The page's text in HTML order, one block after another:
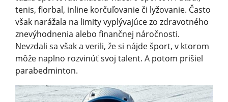
tenis, florbal, inline korčuľovanie či lyžovanie. Často
však narážala na limity vyplývajúce zo zdravotného
znevýhodnenia alebo finančnej náročnosti.
Nevzdali sa však a verili, že si nájde šport, v ktorom
môže naplno rozvinúť svoj talent. A potom prišiel
parabedminton.